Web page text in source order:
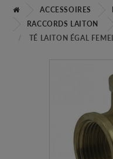
ACCESSOIRES
RACCORDS LAITON
TÉ LAITON ÉGAL